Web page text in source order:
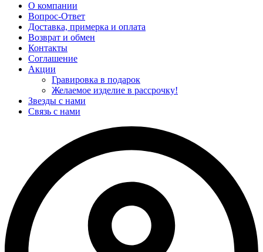
О компании
Вопрос-Ответ
Доставка, примерка и оплата
Возврат и обмен
Контакты
Соглашение
Акции
Гравировка в подарок
Желаемое изделие в рассрочку!
Звезды с нами
Связь с нами